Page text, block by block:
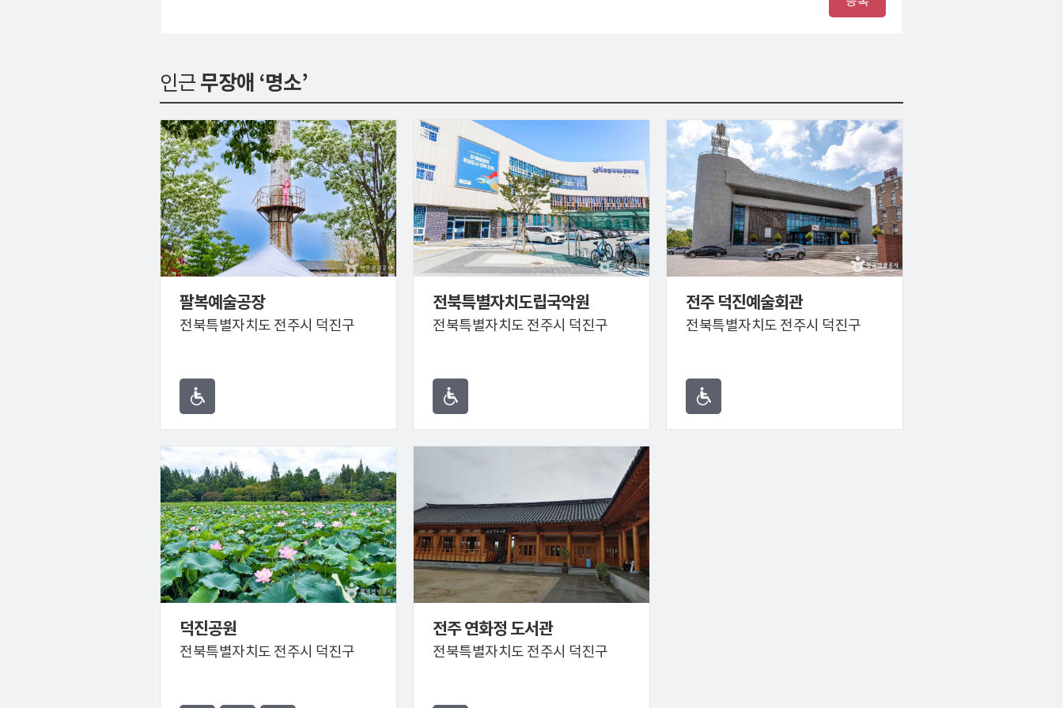
인근무장애 ‘명소’
팔복예술공장
전북특별자치도 전주시 덕진구
전북특별자치도립국악원
전북특별자치도 전주시 덕진구
전주 덕진예술회관
전북특별자치도 전주시 덕진구
덕진공원
전북특별자치도 전주시 덕진구
전주 연화정 도서관
전북특별자치도 전주시 덕진구